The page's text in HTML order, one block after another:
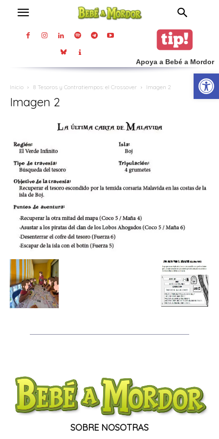
Apoya a Bebé a Mordor
Inicio 8 Tesoros y Contratiempos: el Crossover Imagen 2
Imagen 2
SOBRE NOSOTRAS